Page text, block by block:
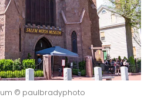
© paulbradyphoto